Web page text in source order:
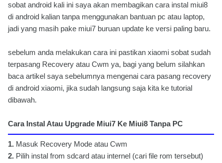
sobat android kali ini saya akan membagikan cara instal miui8
di android kalian tanpa menggunakan bantuan pc atau laptop,
jadi yang masih pake miui7 buruan update ke versi paling baru.
sebelum anda melakukan cara ini pastikan xiaomi sobat sudah
terpasang Recovery atau Cwm ya, bagi yang belum silahkan
baca artikel saya sebelumnya mengenai cara pasang recovery
di android xiaomi, jika sudah langsung saja kita ke tutorial
dibawah.
Cara Instal Atau Upgrade Miui7 Ke Miui8 Tanpa PC
1. Masuk Recovery Mode atau Cwm
2. Pilih instal from sdcard atau internel (cari file rom tersebut)